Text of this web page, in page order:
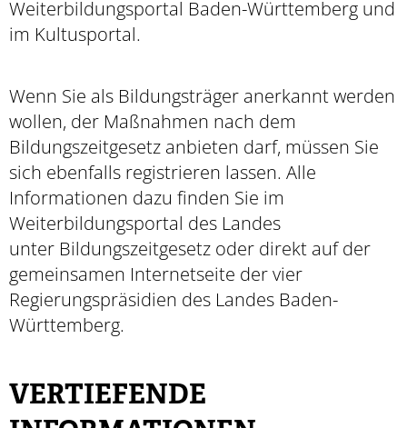
Weiterbildungsportal Baden-Württemberg und
im Kultusportal.
Wenn Sie als Bildungsträger anerkannt werden
wollen, der Maßnahmen nach dem
Bildungszeitgesetz anbieten darf, müssen Sie
sich ebenfalls registrieren lassen. Alle
Informationen dazu finden Sie im
Weiterbildungsportal des Landes
unter Bildungszeitgesetz oder direkt auf der
gemeinsamen Internetseite der vier
Regierungspräsidien des Landes Baden-
Württemberg.
VERTIEFENDE